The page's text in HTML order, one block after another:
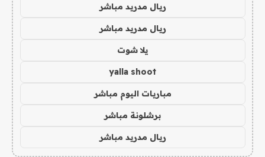
ريال مدريد مباشر
ريال مدريد مباشر
يلا شوت
yalla shoot
مباريات اليوم مباشر
برشلونة مباشر
ريال مدريد مباشر